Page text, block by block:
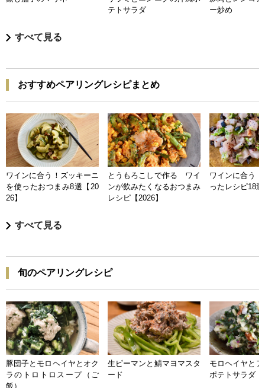
テトサラダ
ー炒め
すべて見る
おすすめペアリングレシピまとめ
ワインに合う！ズッキーニ
を使ったおつまみ8選【20
26】
とうもろこしで作る ワイ
ンが飲みたくなるおつまみ
レシピ【2026】
ワインに合う
ったレシピ18
すべて見る
旬のペアリングレシピ
豚団子とモロヘイヤとオク
ラのトロトロスープ（ご
飯）
生ピーマンと鯖マヨマスタ
ード
モロヘイヤと
ポテトサラダ